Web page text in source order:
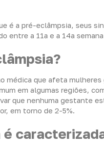
é a pré-eclâmpsia, seus
entre a 11a e a 14a
médica que afeta
em algumas regiões,
que nenhuma gestante
em torno de 2-5%.